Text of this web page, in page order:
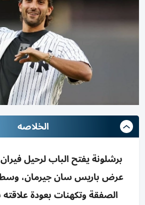
الخلاصه
برشلونة يفتح الباب لرحيل
عرض باريس سان جيرمان،
الصفقة وتكهنات بعودة علاقته